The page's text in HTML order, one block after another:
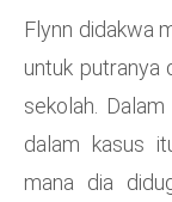
Flynn didakwa
untuk putranya
sekolah.
dalam kasus
mana dia